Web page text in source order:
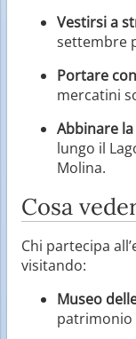
Vestirsi a
settembre
Portare
mercatini
Abbinare
lungo il
Molina.
Cosa
Chi partecipa
visitando:
Museo
patrimonio